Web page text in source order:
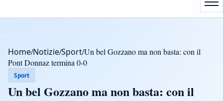
Home/Notizie/Sport/Un bel Gozzano ma non basta: con il
Pont Donnaz termina 0-0
Sport
Un bel Gozzano ma non basta: con il